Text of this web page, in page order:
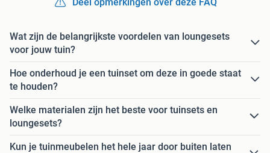
Wat zijn de belangrijkste voordelen van loungesets
voor jouw tuin?
Hoe onderhoud je een tuinset om deze in goede staat
te houden?
Welke materialen zijn het beste voor tuinsets en
loungesets?
Kun je tuinmeubelen het hele jaar door buiten laten